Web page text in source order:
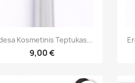
Greita peržiūra
Kosmetinis Teptukas...
9,00 €